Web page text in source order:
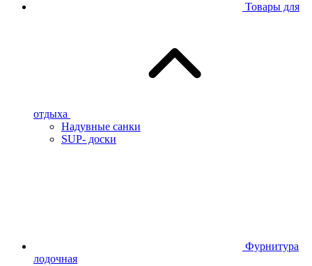
Товары для
отдыха
Надувные санки
SUP- доски
Фурнитура
лодочная